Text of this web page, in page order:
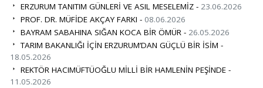
ERZURUM TANITIM GÜNLERİ VE ASIL MESELEMİZ - 23.06.2026
PROF. DR. MÜFİDE AKÇAY FARKI - 08.06.2026
BAYRAM SABAHINA SIĞAN KOCA BİR ÖMÜR - 26.05.2026
TARIM BAKANLIĞI İÇİN ERZURUM’DAN GÜÇLÜ BİR İSİM -
18.05.2026
REKTÖR HACIMÜFTÜOĞLU MİLLİ BİR HAMLENİN PEŞİNDE -
11.05.2026